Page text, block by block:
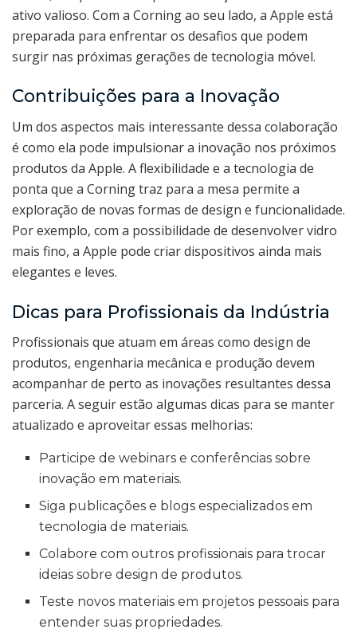
ativo valioso. Com a Corning ao seu lado, a Apple está
preparada para enfrentar os desafios que podem
surgir nas próximas gerações de tecnologia móvel.
Contribuições para a Inovação
Um dos aspectos mais interessante dessa colaboração
é como ela pode impulsionar a inovação nos próximos
produtos da Apple. A flexibilidade e a tecnologia de
ponta que a Corning traz para a mesa permite a
exploração de novas formas de design e funcionalidade.
Por exemplo, com a possibilidade de desenvolver vidro
mais fino, a Apple pode criar dispositivos ainda mais
elegantes e leves.
Dicas para Profissionais da Indústria
Profissionais que atuam em áreas como design de
produtos, engenharia mecânica e produção devem
acompanhar de perto as inovações resultantes dessa
parceria. A seguir estão algumas dicas para se manter
atualizado e aproveitar essas melhorias:
Participe de webinars e conferências sobre
inovação em materiais.
Siga publicações e blogs especializados em
tecnologia de materiais.
Colabore com outros profissionais para trocar
ideias sobre design de produtos.
Teste novos materiais em projetos pessoais para
entender suas propriedades.